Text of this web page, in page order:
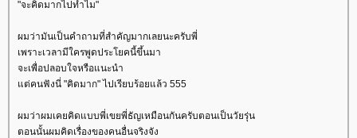
"จะคิดมากไปทำไม"
ผมว่ามันเป็นคำถามที่สำคัญมากเลยนะครับพี่
เพราะเวลามีใครพูดประโยคนี้ขึ้นมา
จะเพื่อปลอบใจหรือแนะนำ
ต่คนฟังนี่ "คิดมาก" ไปเรียบร้อยแล้ว 555
ผมว่าผมเคยคิดแบบพี่เขยพี่ธัญเหมือนกันครับตอนเป็นวัยรุ่น
ตอนนั้นผมคิดเรื่องของคนอื่นจริงจัง